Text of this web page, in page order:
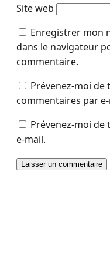
Site web
Enregistrer mon
dans le navigateur
commentaire.
Prévenez-moi de
commentaires par
Prévenez-moi de
e-mail.